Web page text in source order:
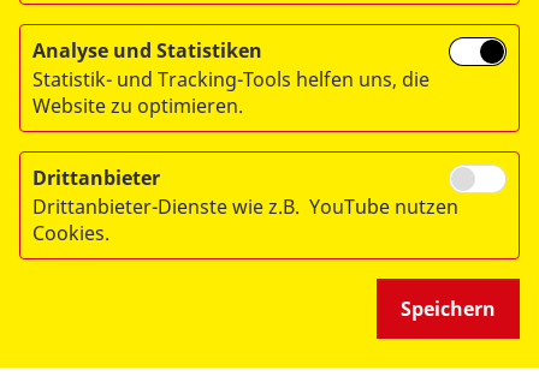
UNSERE ANGEBOTE
SPENDEN & STIFTEN
ÜBER UNS
Analyse und Statistiken
Statistik- und Tracking-Tools helfen uns, die
Website zu optimieren.
Drittanbieter
Drittanbieter-Dienste wie z.B. YouTube nutzen
Cookies.
Speichern